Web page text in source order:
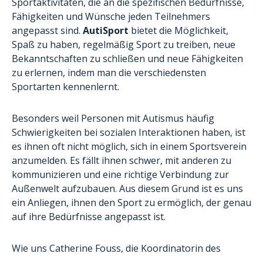
Fähigkeiten und Wünsche jeden Teilnehmers
angepasst sind. AutiSport bietet die Möglichkeit,
Spaß zu haben, regelmäßig Sport zu treiben, neue
Bekanntschaften zu schließen und neue Fähigkeiten
zu erlernen, indem man die verschiedensten
Sportarten kennenlernt.
Besonders weil Personen mit Autismus häufig
Schwierigkeiten bei sozialen Interaktionen haben, ist
es ihnen oft nicht möglich, sich in einem Sportsverein
anzumelden. Es fällt ihnen schwer, mit anderen zu
kommunizieren und eine richtige Verbindung zur
Außenwelt aufzubauen. Aus diesem Grund ist es uns
ein Anliegen, ihnen den Sport zu ermöglich, der genau
auf ihre Bedürfnisse angepasst ist.
Wie uns Catherine Fouss, die Koordinatorin des